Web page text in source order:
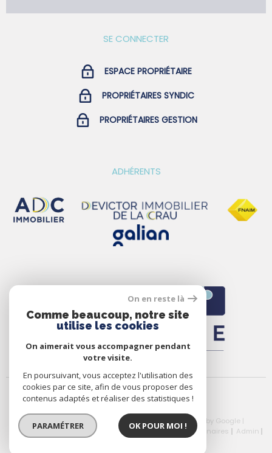
SE CONNECTER
ESPACE PROPRIÉTAIRE
PROPRIÉTAIRES SYNDIC
PROPRIÉTAIRES GESTION
ADHÉRENTS
© 2026 | Tous droits réservés | Traduction powered by Google |
Nos Honoraires
Plan Du Site Mentions Légales Partenaires
Admin
On en reste là
Comme beaucoup, notre site
utilise les cookies
On aimerait vous accompagner pendant
votre visite.
En poursuivant, vous acceptez l'utilisation des
cookies par ce site, afin de vous proposer des
contenus adaptés et réaliser des statistiques !
PARAMÉTRER OK POUR MOI !